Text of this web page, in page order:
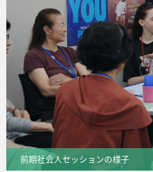
前期社会人セッションの様子